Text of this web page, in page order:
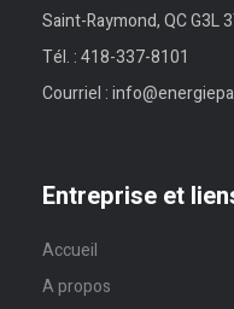
Saint-Raymond, QC G3L
Tél. :418-337-8101
Courriel :
Entreprise et
Accueil
A propos